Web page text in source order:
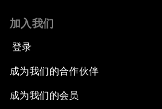
加入我们
登录
成为我们的合作伙伴
成为我们的会员